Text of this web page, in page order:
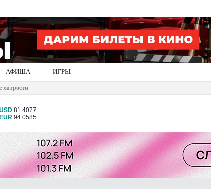
АФИША ИГРЫ
хитрости
81.4077
EUR 94.0585